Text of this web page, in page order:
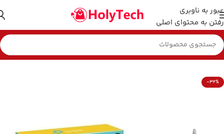
عبور به ناوبری
رفتن به محتوای اصلی
خانه لوازم جانبی مودم
-32%